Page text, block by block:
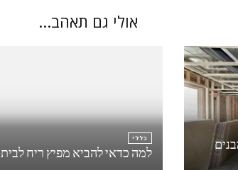
אולי גם תאהב...
כללי
למה כדאי להביא מפיץ ריח לבית